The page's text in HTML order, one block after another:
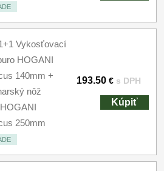
Vykosťovací
HOGANI
140mm +
nôž
250mm
193.50 € s DPH
Kúpiť